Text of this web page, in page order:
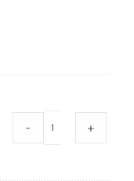
- +